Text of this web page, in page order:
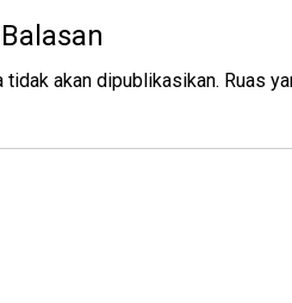
tidak akan dipublikasikan. Ruas